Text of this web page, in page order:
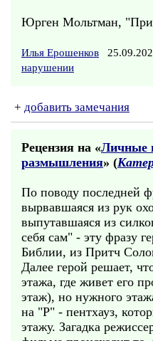
Юрген Мольтман,
Илья Ерошенков
нарушении
+ добавить замечания
Рецензия на «Личные
размышления» (
По поводу последней
вырвавшаяся из рук
выпутавшаяся из
себя сам" - эту фразу
Библии, из Притч
Далее герой решает,
этажа, где живет его
этаж), но нужного
на "P" - пентхауз,
этажу. Загадка